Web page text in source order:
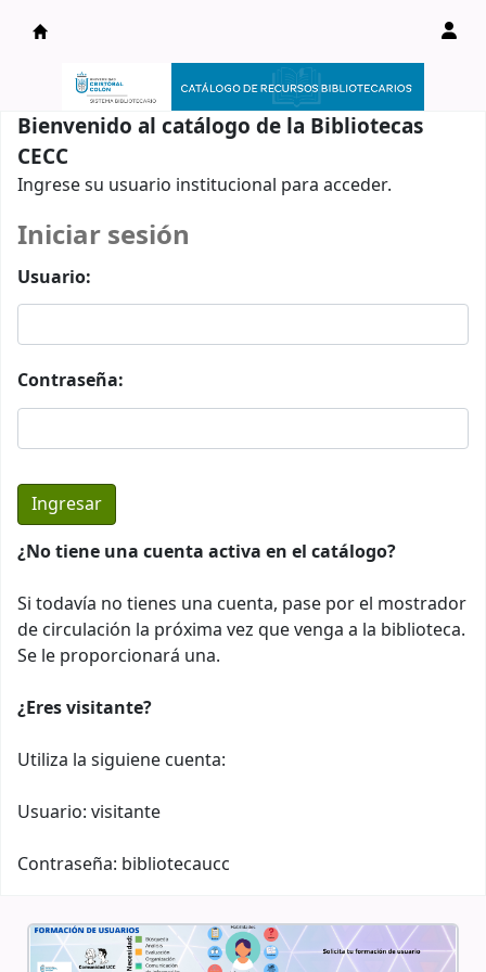
Catálogo en línea
Bienvenido al catálogo de la Bibliotecas
CECC
Ingrese su usuario institucional para acceder.
Iniciar sesión
Usuario:
Contraseña:
¿No tiene una cuenta activa en el catálogo?
Si todavía no tienes una cuenta, pase por el mostrador
de circulación la próxima vez que venga a la biblioteca.
Se le proporcionará una.
¿Eres visitante?
Utiliza la siguiene cuenta:
Usuario: visitante
Contraseña: bibliotecaucc